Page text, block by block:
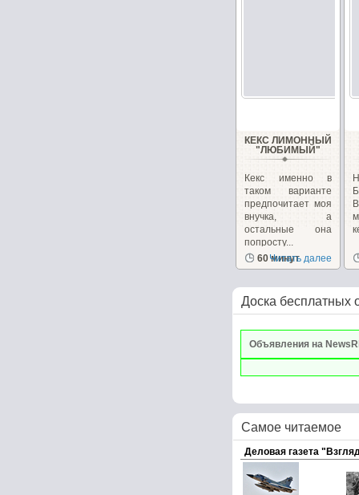
КЕКС ЛИМОННЫЙ
"ЛЮБИМЫЙ"
Кекс именно в
таком варианте
предпочитает моя
внучка, а
остальные она
попросту...
60 минут
Читать далее
Доска бесплатных
Объявления на
Самое читаемое